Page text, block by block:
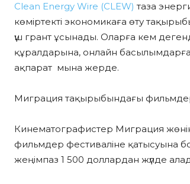
Clean Energy Wire (CLEW) таза
көміртекті экономикаға өту
үш грант ұсынады. Оларға кем
құралдарына, онлайн
ақпарат мына жерде.
Миграция тақырыбындағы
Кинематографистер Миграция
фильмдер фестиваліне қатысуына
жеңімпаз 1 500 доллардан жүлде